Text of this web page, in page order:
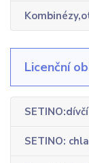
Licenční
SETINO: